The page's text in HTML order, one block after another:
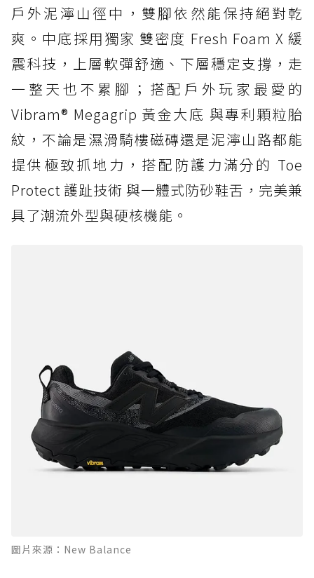
戶外泥濘山徑中，雙腳依然能保持絕對乾
爽。中底採用獨家 雙密度 Fresh Foam X 緩
震科技，上層軟彈舒適、下層穩定支撐，走
一整天也不累腳；搭配戶外玩家最愛的
Vibram® Megagrip 黃金大底 與專利顆粒胎
紋，不論是濕滑騎樓磁磚還是泥濘山路都能
提供極致抓地力，搭配防護力滿分的 Toe
Protect 護趾技術 與一體式防砂鞋舌，完美兼
具了潮流外型與硬核機能。
圖片來源：New Balance